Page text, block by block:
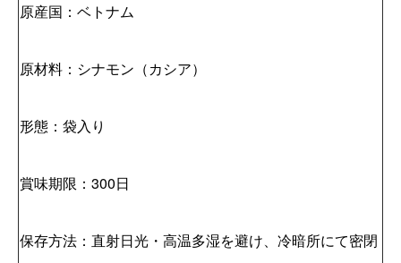
原産国：ベトナム
原材料：シナモン（カシア）
形態：袋入り
賞味期限：300日
保存方法：直射日光・高温多湿を避け、冷暗所にて密閉